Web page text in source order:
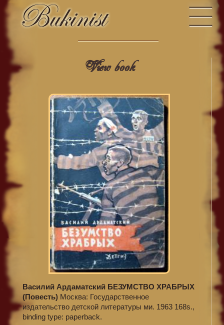
View book
Василий Ардаматский БЕЗУМСТВО ХРАБРЫХ
(Повесть) Москва: Государственное
издательство детской литературы ми. 1963 168s.,
binding type: paperback.